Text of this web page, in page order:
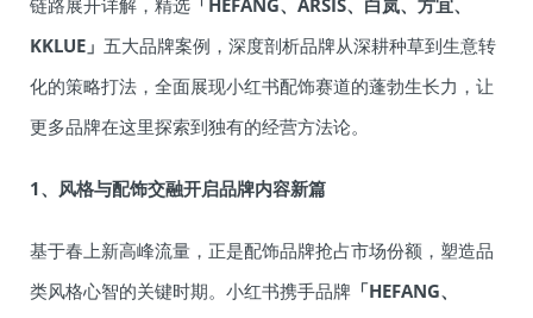
链路展开详解，精选 「HEFANG、ARSIS、白岚、方宜、
KKLUE」 五大品牌案例，深度剖析品牌从深耕种草到生意转
化的策略打法，全面展现小红书配饰赛道的蓬勃生长力，让
更多品牌在这里探索到独有的经营方法论。
1、风格与配饰交融开启品牌内容新篇
基于春上新高峰流量，正是配饰品牌抢占市场份额，塑造品
类风格心智的关键时期。小红书携手品牌 「HEFANG、